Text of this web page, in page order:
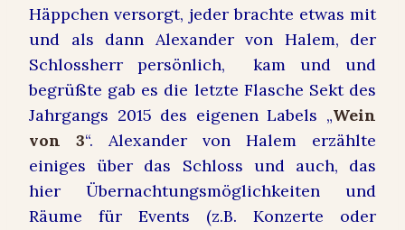
Häppchen versorgt, jeder brachte etwas mit
und als dann Alexander von Halem, der
Schlossherr persönlich, kam und und
begrüßte gab es die letzte Flasche Sekt des
Jahrgangs 2015 des eigenen Labels „Wein
von 3“. Alexander von Halem erzählte
einiges über das Schloss und auch, das
hier Übernachtungsmöglichkeiten und
Räume für Events (z.B. Konzerte oder